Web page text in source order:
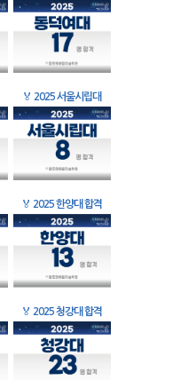
🏅 2025 서울시립대
🏅 2025 한양대 합격
🏅 2025 청강대 합격